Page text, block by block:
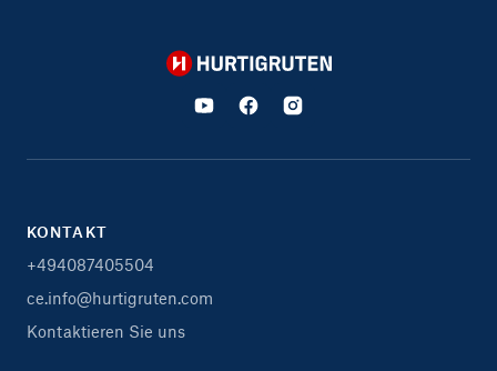
Hurtigruten
KONTAKT
+494087405504
ce.info@hurtigruten.com
Kontaktieren Sie uns